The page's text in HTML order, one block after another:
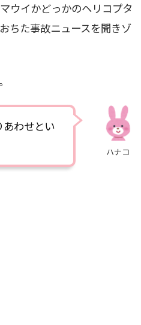
ウイかどっかのヘリコプタ
ちた事故ニュースを聞きゾ
ハナコ
あわせとい